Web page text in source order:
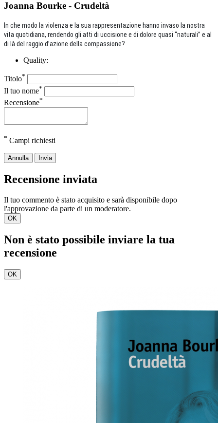
Joanna Bourke - Crudeltà
In che modo la violenza e la sua rappresentazione hanno invaso la nostra
vita quotidiana, rendendo gli atti di uccisione e di dolore quasi “naturali” e al
di là del raggio d’azione della compassione?
Quality:
Titolo*
Il tuo nome*
Recensione*
* Campi richiesti
Annulla Invia
Recensione inviata
Il tuo commento è stato acquisito e sarà disponibile dopo
l'approvazione da parte di un moderatore.
OK
Non è stato possibile inviare la tua
recensione
OK